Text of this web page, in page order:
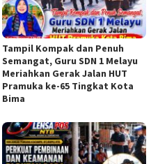
Tampil Kompak dan Penuh
Semangat, Guru SDN 1 Melayu
Meriahkan Gerak Jalan HUT
Pramuka ke-65 Tingkat Kota
Bima